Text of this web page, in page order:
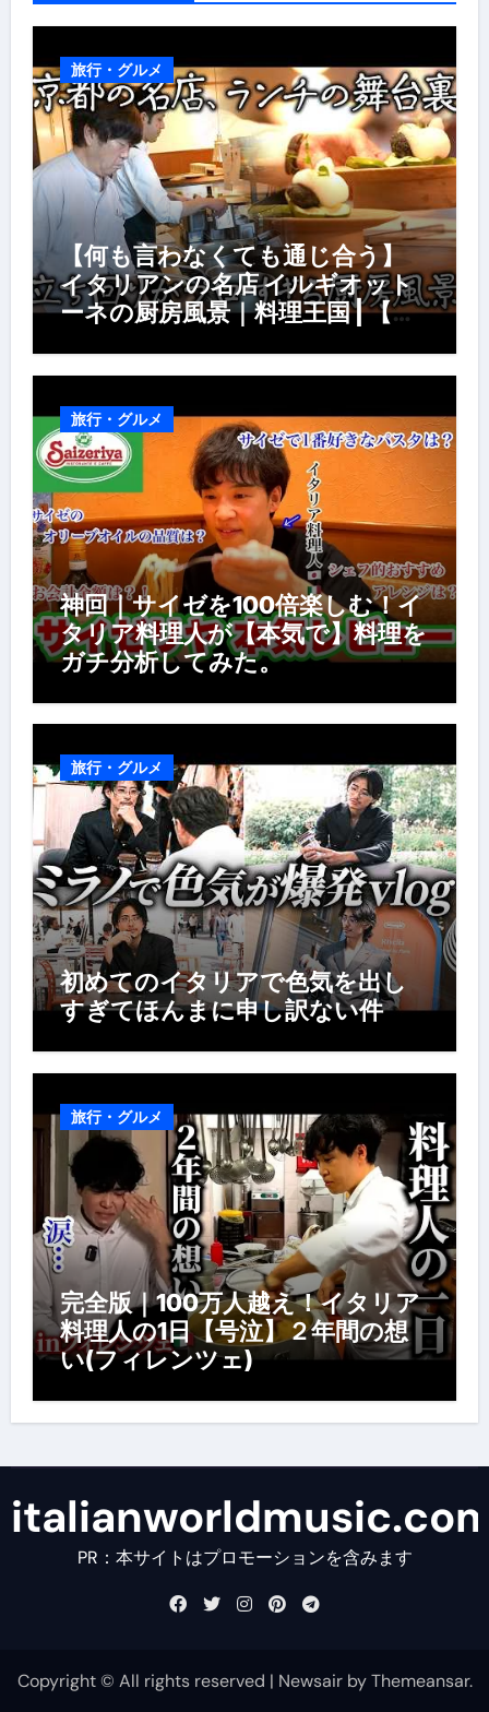
旅行・グルメ
【何も言わなくても通じ合う】
イタリアンの名店 イルギオット
ーネの厨房風景｜料理王国 | 【厨
風景】
旅行・グルメ
神回｜サイゼを100倍楽しむ！イ
タリア料理人が【本気で】料理を
ガチ分析してみた。
旅行・グルメ
初めてのイタリアで色気を出し
すぎてほんまに申し訳ない件
旅行・グルメ
完全版｜100万人越え！イタリア
料理人の1日【号泣】２年間の想
い(フィレンツェ)
PR：本サイトはプロモーションを含みます
Copyright © All rights reserved | NewsairbyThemeansar.